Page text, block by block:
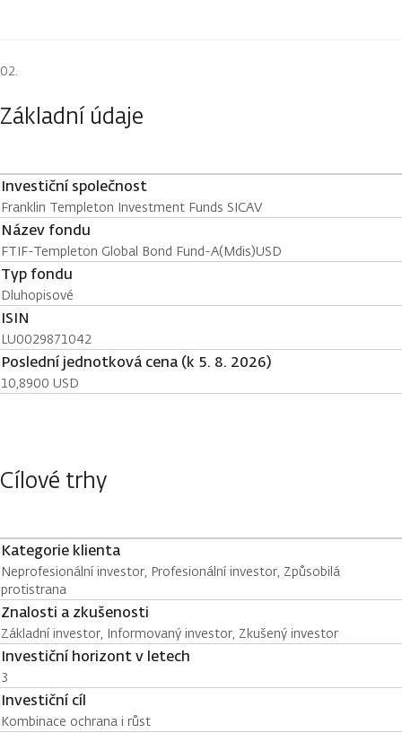
Základní údaje
Investiční společnost
Franklin Templeton Investment Funds SICAV
Název fondu
FTIF-Templeton Global Bond Fund-A(Mdis)USD
Typ fondu
Dluhopisové
ISIN
LU0029871042
Poslední jednotková cena (k 5. 8. 2026)
10,8900 USD
Cílové trhy
Kategorie klienta
Neprofesionální investor, Profesionální investor, Způsobilá
protistrana
Znalosti a zkušenosti
Základní investor, Informovaný investor, Zkušený investor
Investiční horizont v letech
3
Investiční cíl
Kombinace ochrana i růst